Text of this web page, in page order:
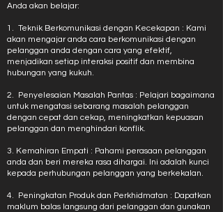
Anda akan belajar:
1. Teknik Berkomunikasi dengan Kecekapan : Kami
akan mengajar anda cara berkomunikasi dengan
pelanggan anda dengan cara yang efektif,
menjadikan setiap interaksi positif dan membina
hubungan yang kukuh.
2. Penyelesaian Masalah Pantas : Pelajari bagaimana
untuk mengatasi sebarang masalah pelanggan
dengan cepat dan cekap, meningkatkan kepuasan
pelanggan dan menghindari konflik.
3. Kemahiran Empati : Pahami perasaan pelanggan
anda dan beri mereka rasa dihargai. Ini adalah kunci
kepada perhubungan pelanggan yang berkekalan.
4. Peningkatan Produk dan Perkhidmatan : Dapatkan
maklum balas langsung dari pelanggan dan gunakan